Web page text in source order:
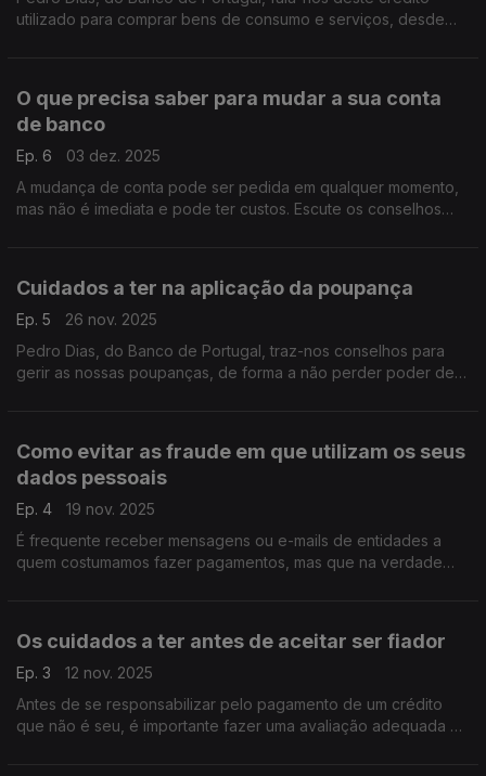
utilizado para comprar bens de consumo e serviços, desde
O que precisa saber para mudar a sua conta
de banco
Ep. 6
03 dez. 2025
A mudança de conta pode ser pedida em qualquer momento,
mas não é imediata e pode ter custos. Escute os conselhos
Cuidados a ter na aplicação da poupança
Ep. 5
26 nov. 2025
Pedro Dias, do Banco de Portugal, traz-nos conselhos para
gerir as nossas poupanças, de forma a não perder poder de
Como evitar as fraude em que utilizam os seus
dados pessoais
Ep. 4
19 nov. 2025
É frequente receber mensagens ou e-mails de entidades a
quem costumamos fazer pagamentos, mas que na verdade
Os cuidados a ter antes de aceitar ser fiador
Ep. 3
12 nov. 2025
Antes de se responsabilizar pelo pagamento de um crédito
que não é seu, é importante fazer uma avaliação adequada de